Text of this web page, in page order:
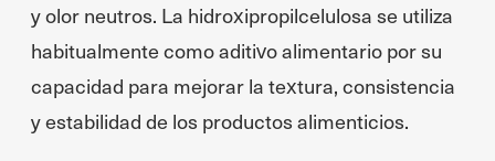
y olor neutros. La hidroxipropilcelulosa se utiliza
habitualmente como aditivo alimentario por su
capacidad para mejorar la textura, consistencia
y estabilidad de los productos alimenticios.